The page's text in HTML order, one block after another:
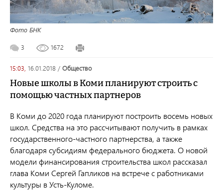
Фото БНК
3 1672
15:03, 16.01.2018 / общество
Новые школы в Коми планируют строить с
помощью частных партнеров
В Коми до 2020 года планируют построить восемь новых
школ. Средства на это рассчитывают получить в рамках
государственного-частного партнерства, а также
благодаря субсидиям федерального бюджета. О новой
модели финансирования строительства школ рассказал
глава Коми Сергей Гапликов на встрече с работниками
культуры в Усть-Куломе.